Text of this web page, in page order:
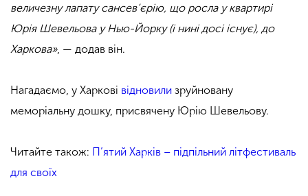
величезну лапату сансев’єрію, що росла у квартирі
Юрія Шевельова у Нью-Йорку (і нині досі існує), до
Харкова», — додав він.
Нагадаємо, у Харкові відновили зруйновану
меморіальну дошку, присвячену Юрію Шевельову.
Читайте також: П’ятий Харків – підпільний літфестиваль
для своїх